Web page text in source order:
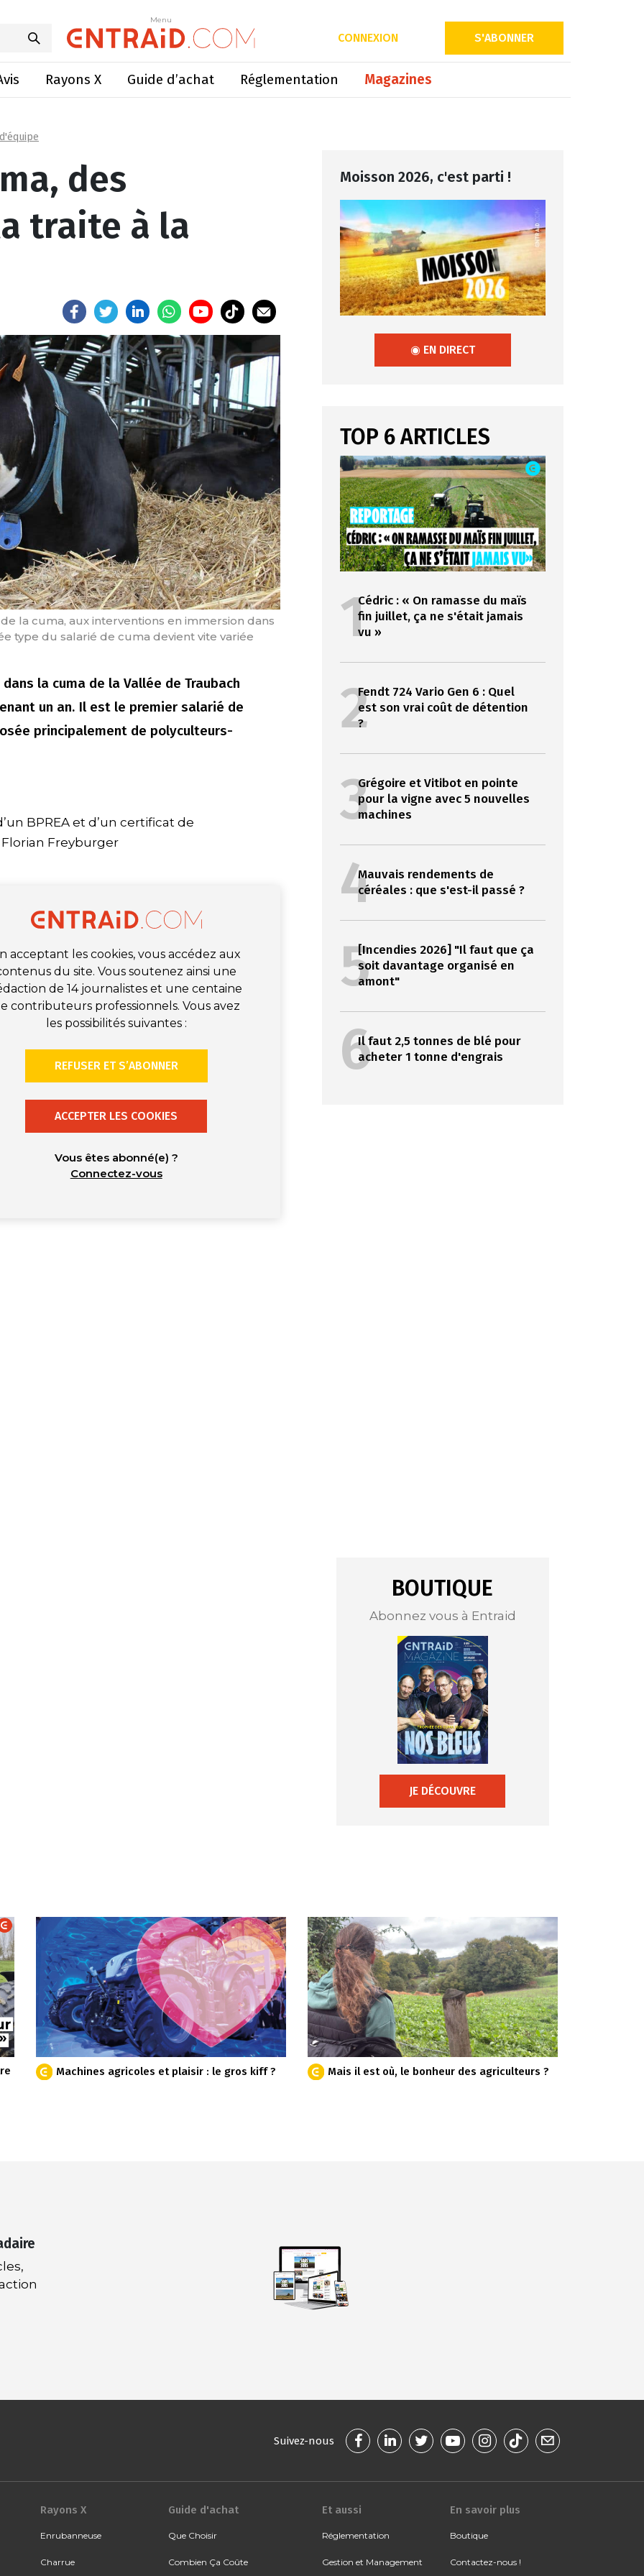
Menu
CONNEXION S'ABONNER
Rayons X Guide d’achat Réglementation Magazines
Menu
de la traite à la mécanique
des
traite à la
la cuma, aux interventions en immersion dans
type du salarié de cuma devient vite variée
la cuma de la Vallée de Traubach
un an. Il est le premier salarié de
principalement de polyculteurs-
BPREA et d’un certificat de
Freyburger
acceptant les cookies, vous accédez aux
du site. Vous soutenez ainsi une
de 14 journalistes et une centaine
contributeurs professionnels. Vous avez
les possibilités suivantes :
REFUSER ET S’ABONNER
ACCEPTER LES COOKIES
Vous êtes abonné(e) ?
Connectez-vous
Moisson 2026, c'est parti !
◉ EN DIRECT
TOP 6 ARTICLES
1Cédric : « On ramasse du maïs
fin juillet, ça ne s'était jamais
vu »
2Fendt 724 Vario Gen 6 : Quel
est son vrai coût de détention
?
3Grégoire et Vitibot en pointe
pour la vigne avec 5 nouvelles
machines
4Mauvais rendements de
céréales : que s'est-il passé ?
5[Incendies 2026] "Il faut que ça
soit davantage organisé en
amont"
6Il faut 2,5 tonnes de blé pour
acheter 1 tonne d'engrais
BOUTIQUE
Abonnez vous à Entraid
JE DÉCOUVRE
Machines agricoles et plaisir : le gros kiff ? Mais il est où, le bonheur des agriculteurs ?
Suivez-nous
Rayons X
Enrubanneuse
Charrue
Guide d'achat
Que Choisir
Combien Ça Coûte
Et aussi
Réglementation
Gestion et Management
En savoir plus
Boutique
Contactez-nous !